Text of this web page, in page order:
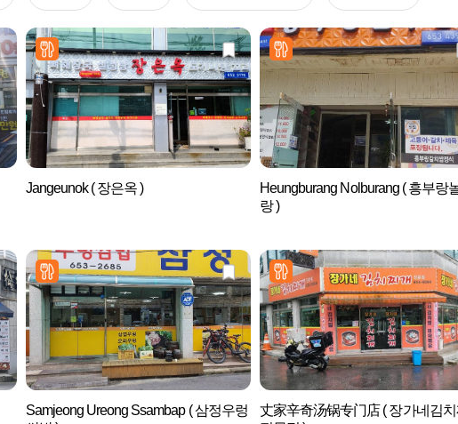
Jangeunok ( 장은옥 )
Heungburang Nolburang ( 흥부랑
랑 )
Samjeong Ureong Ssambap ( 삼정우렁
丈家辛奇汤锅专门店 ( 장가네김